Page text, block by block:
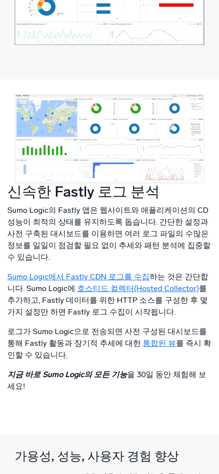
신속한 Fastly 로그 분석
Sumo Logic의 Fastly 앱은 웹사이트와 애플리케이션의 CD
성능이 최적의 상태를 유지하도록 돕습니다. 간단한 설정과
사전 구축된 대시보드를 이용하면 여러 로그 파일의 수많은
정보를 일일이 점검할 필요 없이 추세와 패턴 분석에 집중할
수 있습니다.
Sumo Logic에서 Fastly CDN 로그를 수집하는 것은 간단합
니다. Sumo Logic에 호스티드 컬렉터(Hosted Collector)를
추가하고, Fastly 데이터를 위한 HTTP 소스를 구성한 후 몇
가지 설정만 하면 Fastly 로그 수집이 시작됩니다.
로그가 Sumo Logic으로 전송되면 사전 구성된 대시보드를
통해 Fastly 활동과 장기적 추세에 대한 통합된 뷰를 즉시 확
인할 수 있습니다.
지금 바로 Sumo Logic의 모든 기능을 30일 동안 체험해 보
세요!
가용성, 성능, 사용자 경험 향상